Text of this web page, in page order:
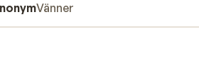
app voor al je vragen en
prachtig. Tip ga naar
Vänner